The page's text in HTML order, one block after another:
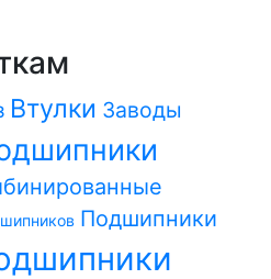
Втулки Заводы
Подшипники